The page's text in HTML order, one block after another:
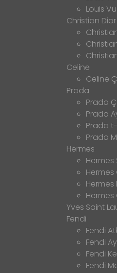
Louis
Christian Dior
Celine
Celine
Prada
Prada
Prada
Prada
Prada
Hermes
Hermes
Hermes
Yves Saint
Fendi
Fendi
Fendi
Fendi
Fendi